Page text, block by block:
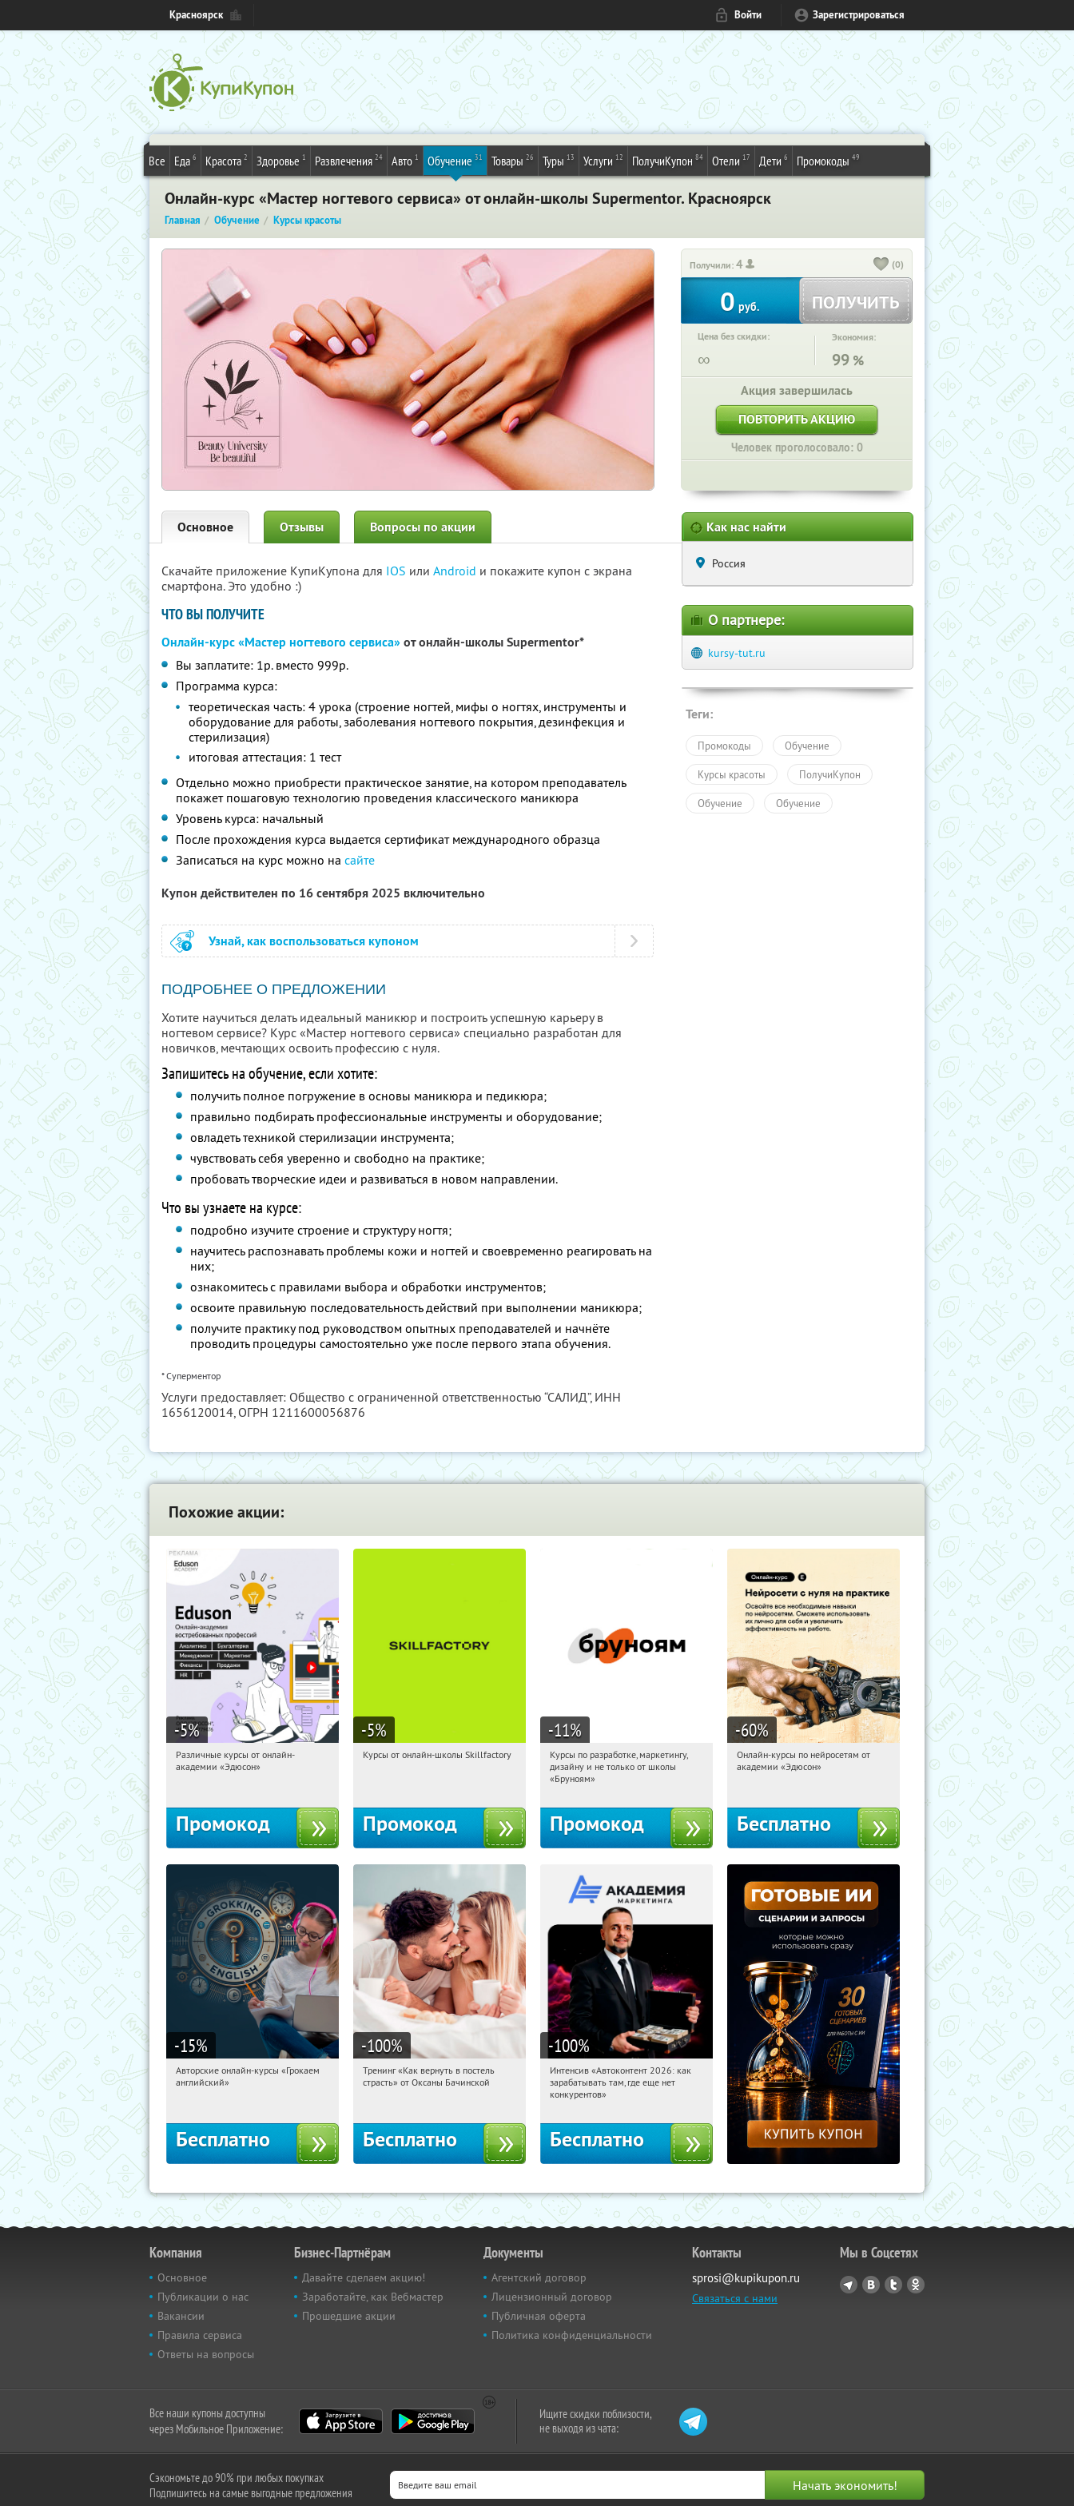
Красноярск Войти Зарегистрироваться
Все Еда 6 Красота 2 Здоровье 1 Развлечения 24 Авто 1 Обучение 31 Товары 26 Туры 13 Услуги 12 ПолучиКупон 84 Отели 17 Дети 6 Промокоды 49
Онлайн-курс «Мастер ногтевого сервиса» от онлайн-школы Supermentor. Красноярск
Главная Обучение Курсы красоты
Получили:4 (0)
0 руб. ПОЛУЧИТЬ
Цена без скидки:
∞
Экономия:
99 %
Акция завершилась
ПОВТОРИТЬ АКЦИЮ
Человек проголосовало: 0
Основное Отзывы Вопросы по акции
Скачайте приложение КупиКупона для IOS или Android и покажите купон с экрана
смартфона. Это удобно :)
ЧТО ВЫ ПОЛУЧИТЕ
Онлайн-курс «Мастер ногтевого сервиса»от онлайн-школы Supermentor*
Вы заплатите: 1р. вместо 999р.
Программа курса:
теоретическая часть: 4 урока (строение ногтей, мифы о ногтях, инструменты и
оборудование для работы, заболевания ногтевого покрытия, дезинфекция и
стерилизация)
итоговая аттестация: 1 тест
Отдельно можно приобрести практическое занятие, на котором преподаватель
покажет пошаговую технологию проведения классического маникюра
Уровень курса: начальный
После прохождения курса выдается сертификат международного образца
Записаться на курс можно на сайте
Купон действителен по 16 сентября 2025 включительно
Узнай, как воспользоваться купоном
ПОДРОБНЕЕ О ПРЕДЛОЖЕНИИ
Хотите научиться делать идеальный маникюр и построить успешную карьеру в
ногтевом сервисе? Курс «Мастер ногтевого сервиса» специально разработан для
новичков, мечтающих освоить профессию с нуля.
Запишитесь на обучение, если хотите:
получить полное погружение в основы маникюра и педикюра;
правильно подбирать профессиональные инструменты и оборудование;
овладеть техникой стерилизации инструмента;
чувствовать себя уверенно и свободно на практике;
пробовать творческие идеи и развиваться в новом направлении.
Что вы узнаете на курсе:
подробно изучите строение и структуру ногтя;
научитесь распознавать проблемы кожи и ногтей и своевременно реагировать на
них;
ознакомитесь с правилами выбора и обработки инструментов;
освоите правильную последовательность действий при выполнении маникюра;
получите практику под руководством опытных преподавателей и начнёте
проводить процедуры самостоятельно уже после первого этапа обучения.
* Суперментор
Услуги предоставляет: Общество с ограниченной ответственностью “САЛИД”, ИНН
1656120014, ОГРН 1211600056876
Как нас найти
Россия
О партнере:
kursy-tut.ru
Теги:
Промокоды Обучение
Курсы красоты ПолучиКупон
Обучение Обучение
Похожие акции:
-5%
03:02:40 Получили:
Различные курсы от онлайн-
академии «Эдюсон»
Промокод
-5%
03:02:40
Получи первым!
Курсы от онлайн-школы Skillfactory
Промокод
-11%
03:02:40
Получи первым!
Россия
Курсы по разработке, маркетингу,
дизайну и не только от школы
«Бруноям»
Промокод
-60%
03:02:40 Получили:
Онлайн-курсы по нейросетям от
академии «Эдюсон»
Бесплатно
-15%
03:02:40 Получили:
Авторские онлайн-курсы «Грокаем
английский»
Бесплатно
-100%
03:02:40 Получили:
Тренинг «Как вернуть в постель
страсть» от Оксаны Бачинской
Бесплатно
-100%
03:02:40 Получили:
Россия
Интенсив «Автоконтент 2026: как
зарабатывать там, где еще нет
конкурентов»
Бесплатно
Компания
Основное
Публикации о нас
Вакансии
Правила сервиса
Ответы на вопросы
Бизнес-Партнёрам
Давайте сделаем акцию!
Заработайте, как Вебмастер
Прошедшие акции
Документы
Агентский договор
Лицензионный договор
Публичная оферта
Политика конфиденциальности
Контакты
sprosi@kupikupon.ru
Связаться с нами
Мы в Соцсетях
Все наши купоны доступны
через Мобильное Приложение:
Ищите скидки поблизости,
не выходя из чата:
Сэкономьте до 90% при любых покупках
Подпишитесь на самые выгодные предложения